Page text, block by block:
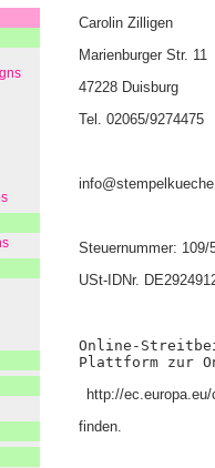
Carolin Zilligen
Marienburger Str. 11
47228 Duisburg
Tel. 02065/9274475
Steuernummer: 109/
USt-IDNr.
Online-
Plattform zur
http://
finden.